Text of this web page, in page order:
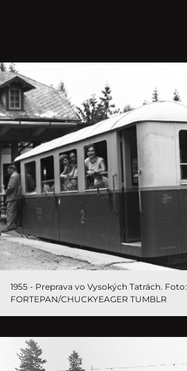
1955 - Preprava vo Vysokých Tatrách. Foto:
FORTEPAN/CHUCKYEAGER TUMBLR